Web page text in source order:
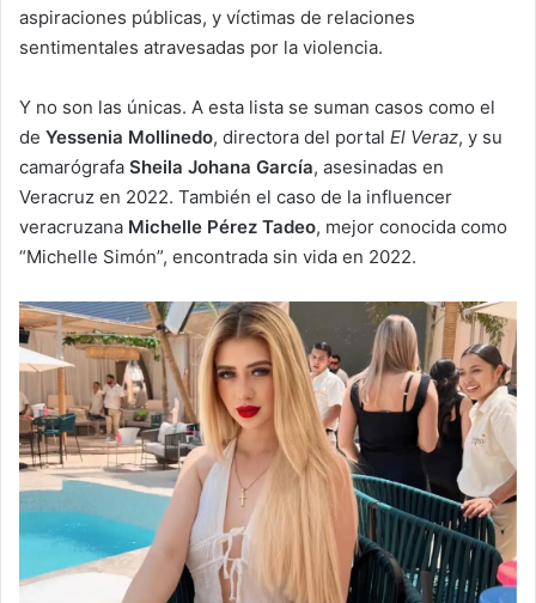
aspiraciones públicas, y víctimas de relaciones
sentimentales atravesadas por la violencia.
Y no son las únicas. A esta lista se suman casos como el
de Yessenia Mollinedo, directora del portal El Veraz, y su
camarógrafa Sheila Johana García, asesinadas en
Veracruz en 2022. También el caso de la influencer
veracruzana Michelle Pérez Tadeo, mejor conocida como
“Michelle Simón”, encontrada sin vida en 2022.